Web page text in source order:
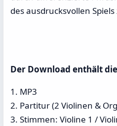
des ausdrucksvollen
Der Download enthält
1. MP3
2. Partitur (2 Violinen &
3. Stimmen: Violine 1 /